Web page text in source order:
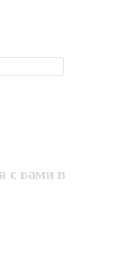
с вами в